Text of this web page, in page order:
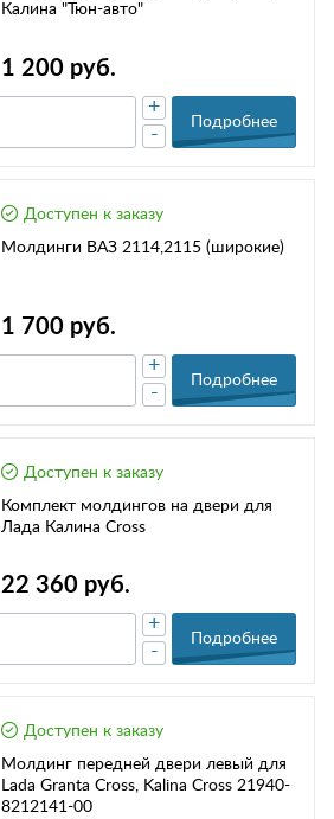
Калина "Тюн-авто"
1 200 руб.
-
+
Подробнее
Доступен к заказу
Молдинги ВАЗ 2114,2115 (широкие)
1 700 руб.
-
+
Подробнее
Доступен к заказу
Комплект молдингов на двери для
Лада Калина Cross
22 360 руб.
-
+
Подробнее
Доступен к заказу
Молдинг передней двери левый для
Lada Granta Cross, Kalina Cross 21940-
8212141-00